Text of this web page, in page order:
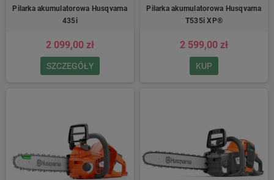
Pilarka akumulatorowa Husqvarna
435i
2 099,00 zł
SZCZEGÓŁY
Pilarka akumulatorowa Husqvarna
T535i XP®
2 599,00 zł
KUP